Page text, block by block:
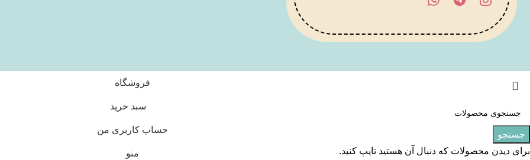
جستجو
برای دیدن محصولات که دنبال آن هستید تایپ کنید.
فروشگاه
سبد خرید
حساب کاربری من
منو